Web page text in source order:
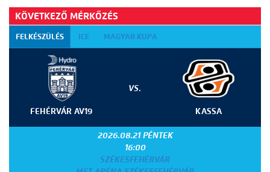
KÖVETKEZŐ MÉRKŐZÉS
FELKÉSZÜLÉS ICE MAGYAR KUPA
FEHÉRVÁR AV19
VS.
KASSA
2026.08.21 PÉNTEK
16:00
SZÉKESFEHÉRVÁR